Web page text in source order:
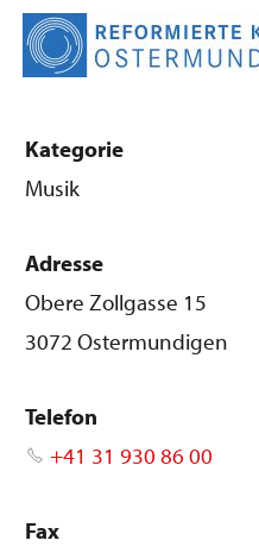
Kategorie
Musik
Adresse
Obere Zollgasse 15
3072 Ostermundigen
Telefon
+41 31 930 86 00
Fax